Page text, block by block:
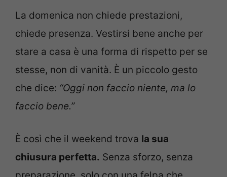
La domenica non chiede prestazioni,
chiede presenza. Vestirsi bene anche per
stare a casa è una forma di rispetto per se
stesse, non di vanità. È un piccolo gesto
che dice: “Oggi non faccio niente, ma lo
faccio bene.”
È così che il weekend trova la sua
chiusura perfetta. Senza sforzo, senza